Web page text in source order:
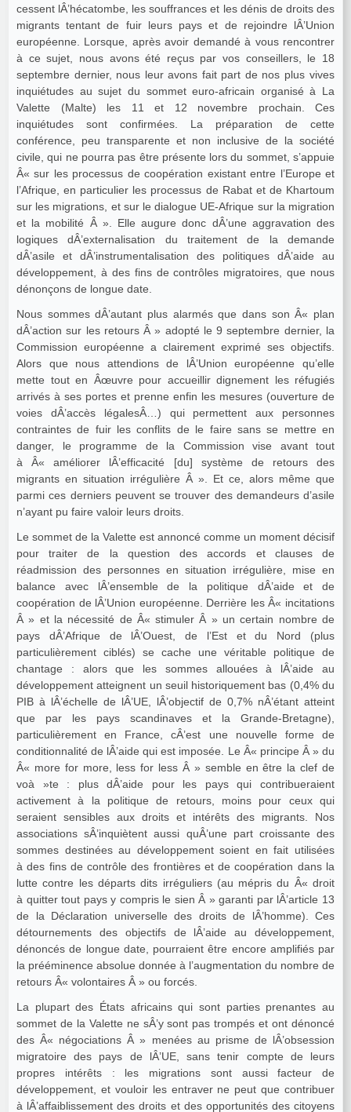
cessent lÂ’hécatombe, les souffrances et les dénis de droits des
migrants tentant de fuir leurs pays et de rejoindre lÂ’Union
européenne. Lorsque, après avoir demandé à vous rencontrer
à ce sujet, nous avons été reçus par vos conseillers, le 18
septembre dernier, nous leur avons fait part de nos plus vives
inquiétudes au sujet du sommet euro-africain organisé à La
Valette (Malte) les 11 et 12 novembre prochain. Ces
inquiétudes sont confirmées. La préparation de cette
conférence, peu transparente et non inclusive de la société
civile, qui ne pourra pas être présente lors du sommet, s’appuie
Â« sur les processus de coopération existant entre l’Europe et
l’Afrique, en particulier les processus de Rabat et de Khartoum
sur les migrations, et sur le dialogue UE-Afrique sur la migration
et la mobilité Â ». Elle augure donc dÂ’une aggravation des
logiques dÂ’externalisation du traitement de la demande
dÂ’asile et dÂ’instrumentalisation des politiques dÂ’aide au
développement, à des fins de contrôles migratoires, que nous
dénonçons de longue date.
Nous sommes dÂ’autant plus alarmés que dans son Â« plan
dÂ’action sur les retours Â » adopté le 9 septembre dernier, la
Commission européenne a clairement exprimé ses objectifs.
Alors que nous attendions de lÂ’Union européenne qu’elle
mette tout en Âœuvre pour accueillir dignement les réfugiés
arrivés à ses portes et prenne enfin les mesures (ouverture de
voies dÂ’accès légalesÂ…) qui permettent aux personnes
contraintes de fuir les conflits de le faire sans se mettre en
danger, le programme de la Commission vise avant tout
à Â« améliorer lÂ’efficacité [du] système de retours des
migrants en situation irrégulière Â ». Et ce, alors même que
parmi ces derniers peuvent se trouver des demandeurs d’asile
n’ayant pu faire valoir leurs droits.
Le sommet de la Valette est annoncé comme un moment décisif
pour traiter de la question des accords et clauses de
réadmission des personnes en situation irrégulière, mise en
balance avec lÂ’ensemble de la politique dÂ’aide et de
coopération de lÂ’Union européenne. Derrière les Â« incitations
Â » et la nécessité de Â« stimuler Â » un certain nombre de
pays dÂ’Afrique de lÂ’Ouest, de l’Est et du Nord (plus
particulièrement ciblés) se cache une véritable politique de
chantage : alors que les sommes allouées à lÂ’aide au
développement atteignent un seuil historiquement bas (0,4% du
PIB à lÂ’échelle de lÂ’UE, lÂ’objectif de 0,7% nÂ’étant atteint
que par les pays scandinaves et la Grande-Bretagne),
particulièrement en France, cÂ’est une nouvelle forme de
conditionnalité de lÂ’aide qui est imposée. Le Â« principe Â » du
Â« more for more, less for less Â » semble en être la clef de
voà »te : plus dÂ’aide pour les pays qui contribueraient
activement à la politique de retours, moins pour ceux qui
seraient sensibles aux droits et intérêts des migrants. Nos
associations sÂ’inquiètent aussi quÂ’une part croissante des
sommes destinées au développement soient en fait utilisées
à des fins de contrôle des frontières et de coopération dans la
lutte contre les départs dits irréguliers (au mépris du Â« droit
à quitter tout pays y compris le sien Â » garanti par lÂ’article 13
de la Déclaration universelle des droits de lÂ’homme). Ces
détournements des objectifs de lÂ’aide au développement,
dénoncés de longue date, pourraient être encore amplifiés par
la prééminence absolue donnée à l’augmentation du nombre de
retours Â« volontaires Â » ou forcés.
La plupart des États africains qui sont parties prenantes au
sommet de la Valette ne sÂ’y sont pas trompés et ont dénoncé
des Â« négociations Â » menées au prisme de lÂ’obsession
migratoire des pays de lÂ’UE, sans tenir compte de leurs
propres intérêts : les migrations sont aussi facteur de
développement, et vouloir les entraver ne peut que contribuer
à lÂ’affaiblissement des droits et des opportunités des citoyens